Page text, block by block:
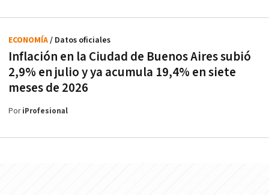
Inflación en la Ciudad de Buenos Aires subió
2,9% en julio y ya acumula 19,4% en siete
meses de 2026
ECONOMÍA/ Datos oficiales
PoriProfesional